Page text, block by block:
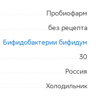
Пробиофарм
без рецепта
Бифидобактерии бифидум
30
Россия
Холодильник